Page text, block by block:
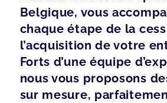
Belgique, vous
chaque étape de la
l’acquisition de votre
Forts d’une équipe
nous vous proposons
sur mesure,